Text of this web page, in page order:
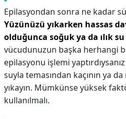
Epilasyondan sonra ne kadar
Yüzünüzü yıkarken hassas
olduğunca soğuk ya da ılık
vücudunuzun başka herhangi
epilasyonu işlemi
suyla temasından kaçının ya da
yıkayın. Mümkünse yüksek
kullanılmalı.